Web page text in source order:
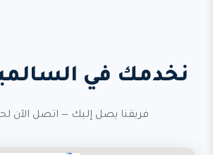
نخدمك في
فريقنا يصل إليك — اتصل الآن